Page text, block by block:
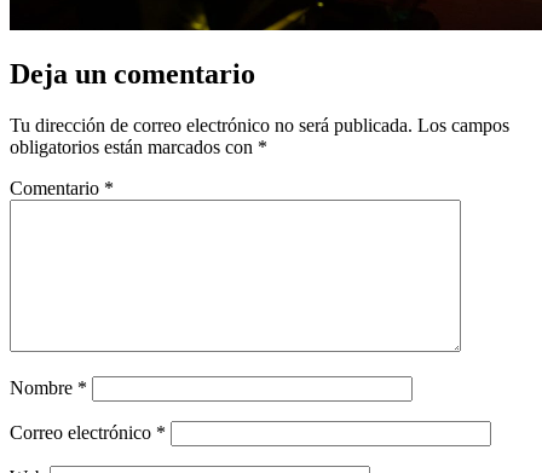
Deja un comentario
Tu dirección de correo electrónico no será publicada. Los campos
obligatorios están marcados con *
Comentario *
Nombre *
Correo electrónico *